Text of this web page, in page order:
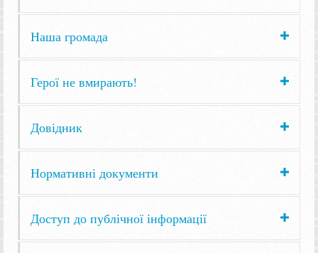
Наша громада
Герої не вмирають!
Довідник
Нормативні документи
Доступ до публічної інформації